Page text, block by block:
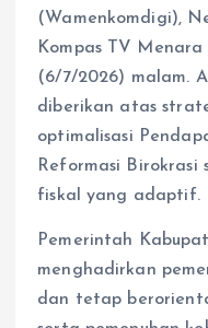
(Wamenkomdigi),
Kompas TV
(6/7/2026) malam.
diberikan atas
optimalisasi
Reformasi
fiskal yang adaptif.
Pemerintah
menghadirkan
dan tetap